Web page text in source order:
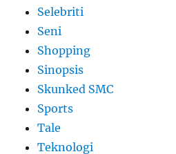
Selebriti
Seni
Shopping
Sinopsis
Skunked SMC
Sports
Tale
Teknologi